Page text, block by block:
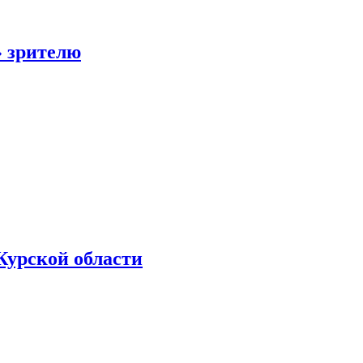
зрителю
области